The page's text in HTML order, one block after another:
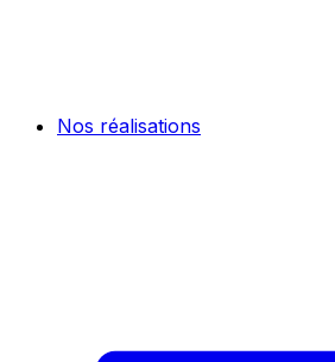
Nos réalisations